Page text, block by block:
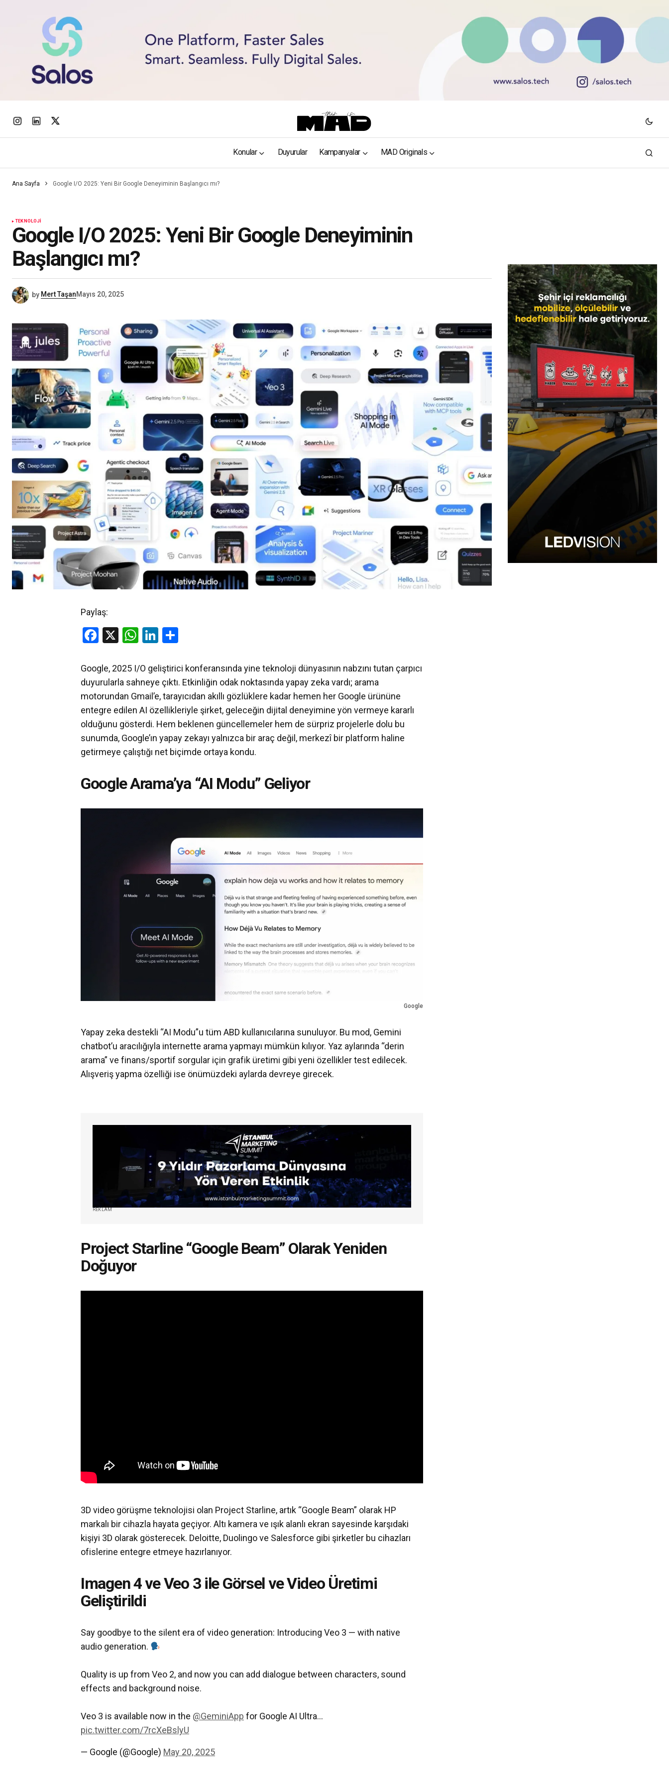
Konular Duyurular Kampanyalar MAD Originals
Ana Sayfa Google I/O 2025: Yeni Bir Google Deneyiminin Başlangıcı mı?
TEKNOLOJI
Google I/O 2025: Yeni Bir Google Deneyiminin
Başlangıcı mı?
by Mert TaşanMayıs 20, 2025
Paylaş:
Facebook
X WhatsApp
LinkedIn
Google, 2025 I/O geliştirici konferansında yine teknoloji dünyasının nabzını tutan çarpıcı
duyurularla sahneye çıktı. Etkinliğin odak noktasında yapay zeka vardı; arama
motorundan Gmail’e, tarayıcıdan akıllı gözlüklere kadar hemen her Google ürününe
entegre edilen AI özellikleriyle şirket, geleceğin dijital deneyimine yön vermeye kararlı
olduğunu gösterdi. Hem beklenen güncellemeler hem de sürpriz projelerle dolu bu
sunumda, Google’ın yapay zekayı yalnızca bir araç değil, merkezî bir platform haline
getirmeye çalıştığı net biçimde ortaya kondu.
Google Arama’ya “AI Modu” Geliyor
Google
Yapay zeka destekli “AI Modu”u tüm ABD kullanıcılarına sunuluyor. Bu mod, Gemini
chatbot’u aracılığıyla internette arama yapmayı mümkün kılıyor. Yaz aylarında “derin
arama” ve finans/sportif sorgular için grafik üretimi gibi yeni özellikler test edilecek.
Alışveriş yapma özelliği ise önümüzdeki aylarda devreye girecek.
REKLAM
Project Starline “Google Beam” Olarak Yeniden
Doğuyor
3D video görüşme teknolojisi olan Project Starline, artık “Google Beam” olarak HP
markalı bir cihazla hayata geçiyor. Altı kamera ve ışık alanlı ekran sayesinde karşıdaki
kişiyi 3D olarak gösterecek. Deloitte, Duolingo ve Salesforce gibi şirketler bu cihazları
ofislerine entegre etmeye hazırlanıyor.
Imagen 4 ve Veo 3 ile Görsel ve Video Üretimi
Geliştirildi
Say goodbye to the silent era of video generation: Introducing Veo 3 — with native
audio generation.
Quality is up from Veo 2, and now you can add dialogue between characters, sound
effects and background noise.
Veo 3 is available now in the @GeminiApp for Google AI Ultra…
pic.twitter.com/7rcXeBslyU
— Google (@Google) May 20, 2025